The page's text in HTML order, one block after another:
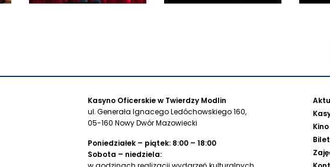
Kasyno Oficerskie w Twierdzy Modlin
ul. Generała Ignacego Ledóchowskiego 160,
05-160 Nowy Dwór Mazowiecki
Poniedziałek – piątek: 8:00 – 18:00
Sobota – niedziela:
Kino